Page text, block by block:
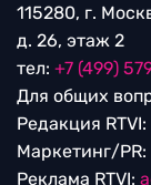
115280, г.
д. 26, этаж 2
тел: +7 (499)
Для общих
Редакция RTVI:
Маркетинг/PR:
Реклама RTVI: